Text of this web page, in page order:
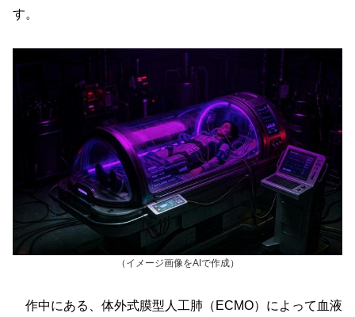
す。
（イメージ画像をAIで作成）
作中にある、体外式膜型人工肺（ECMO）によって血液